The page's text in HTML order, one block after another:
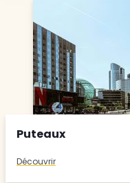
Puteaux
Découvrir